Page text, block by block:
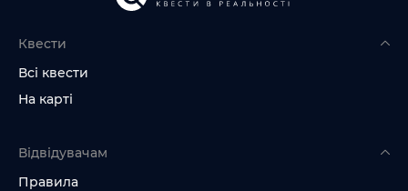
Квести
Всі квести
На карті
Відвідувачам
Правила